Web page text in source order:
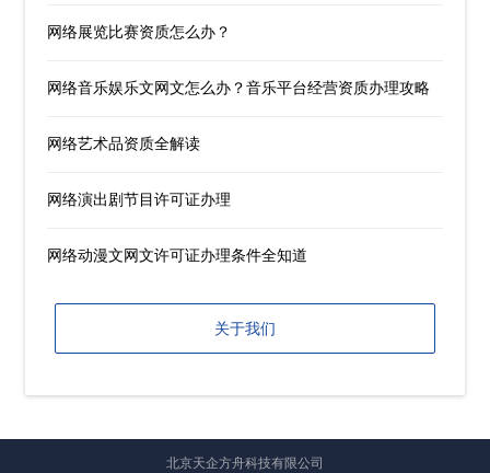
网络展览比赛资质怎么办？
网络音乐娱乐文网文怎么办？音乐平台经营资质办理攻略
网络艺术品资质全解读
网络演出剧节目许可证办理
网络动漫文网文许可证办理条件全知道
关于我们
北京天企方舟科技有限公司